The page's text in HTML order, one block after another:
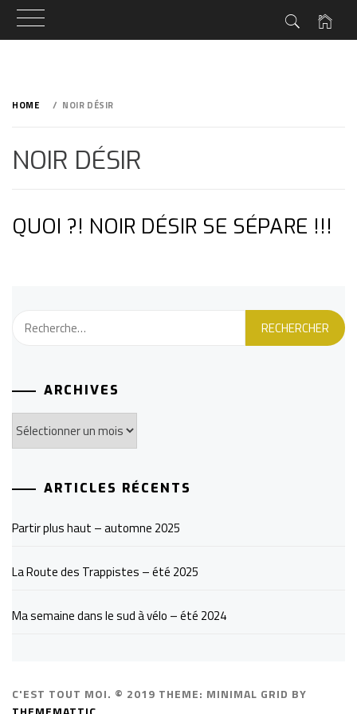
HOME NOIR DÉSIR
NOIR DÉSIR
QUOI ?! NOIR DÉSIR SE SÉPARE !!!
Rechercher :
ARCHIVES
Archives
ARTICLES RÉCENTS
Partir plus haut – automne 2025
La Route des Trappistes – été 2025
Ma semaine dans le sud à vélo – été 2024
C'EST TOUT MOI. © 2019 THEME: MINIMAL GRID BY